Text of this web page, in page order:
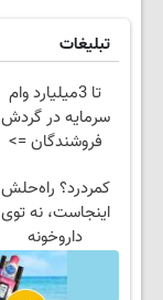
تبلیغات
تا 3میلیارد وام
سرمایه در گردش
فروشندگان =>
کن
کمردرد؟ راه‌حلش
اینجاست، نه توی
داروخونه